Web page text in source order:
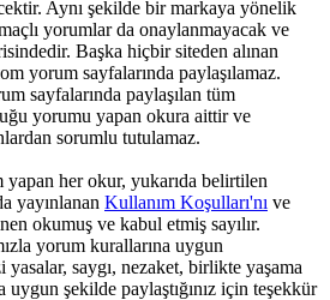
Aynı şekilde bir markaya yönelik
yorumlar da onaylanmayacak ve
Başka hiçbir siteden alınan
yorum sayfalarında paylaşılamaz.
sayfalarında paylaşılan tüm
yorumu yapan okura aittir ve
sorumlu tutulamaz.
yapan her okur, yukarıda belirtilen
yayınlanan Kullanım Koşulları'nı ve
okumuş ve kabul etmiş sayılır.
yorum kurallarına uygun
yasalar, saygı, nezaket, birlikte yaşama
uygun şekilde paylaştığınız için teşekkür